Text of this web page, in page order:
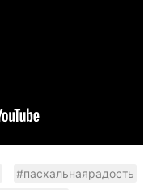
#пасхальнаярадость